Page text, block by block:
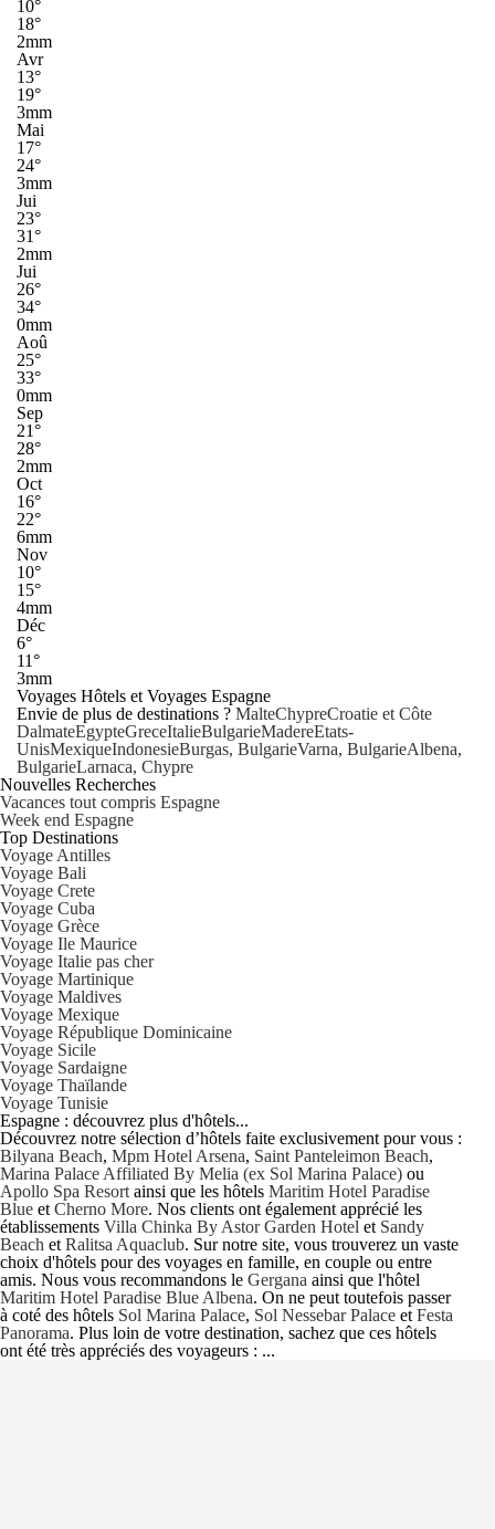
10°
18°
2mm
Avr
13°
19°
3mm
Mai
17°
24°
3mm
Jui
23°
31°
2mm
Jui
26°
34°
0mm
Aoû
25°
33°
0mm
Sep
21°
28°
2mm
Oct
16°
22°
6mm
Nov
10°
15°
4mm
Déc
6°
11°
3mm
Voyages Hôtels et Voyages Espagne
Envie de plus de destinations ? MalteChypreCroatie et Côte
DalmateEgypteGreceItalieBulgarieMadereEtats-
UnisMexiqueIndonesieBurgas, BulgarieVarna, BulgarieAlbena,
BulgarieLarnaca, Chypre
Nouvelles Recherches
Vacances tout compris Espagne
Week end Espagne
Top Destinations
Voyage Antilles
Voyage Bali
Voyage Crete
Voyage Cuba
Voyage Grèce
Voyage Ile Maurice
Voyage Italie pas cher
Voyage Martinique
Voyage Maldives
Voyage Mexique
Voyage République Dominicaine
Voyage Sicile
Voyage Sardaigne
Voyage Thaïlande
Voyage Tunisie
Espagne : découvrez plus d'hôtels...
Découvrez notre sélection d’hôtels faite exclusivement pour vous :
Bilyana Beach, Mpm Hotel Arsena, Saint Panteleimon Beach,
Marina Palace Affiliated By Melia (ex Sol Marina Palace) ou
Apollo Spa Resort ainsi que les hôtels Maritim Hotel Paradise
Blue et Cherno More. Nos clients ont également apprécié les
établissements Villa Chinka By Astor Garden Hotel et Sandy
Beach et Ralitsa Aquaclub. Sur notre site, vous trouverez un vaste
choix d'hôtels pour des voyages en famille, en couple ou entre
amis. Nous vous recommandons le Gergana ainsi que l'hôtel
Maritim Hotel Paradise Blue Albena. On ne peut toutefois passer
à coté des hôtels Sol Marina Palace, Sol Nessebar Palace et Festa
Panorama. Plus loin de votre destination, sachez que ces hôtels
ont été très appréciés des voyageurs : ...